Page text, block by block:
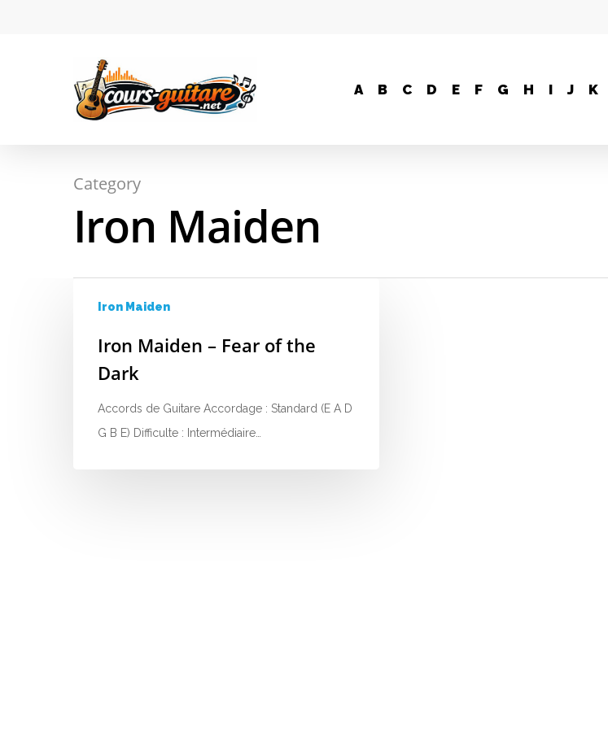
A B C D E F G H I J K
Category
Iron Maiden
Iron Maiden
Iron Maiden – Fear of the
Dark
Accords de Guitare Accordage : Standard (E A D
G B E) Difficulte : Intermédiaire…